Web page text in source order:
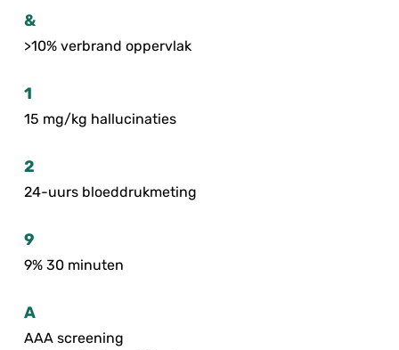
&
>10% verbrand oppervlak
1
15 mg/kg hallucinaties
2
24-uurs bloeddrukmeting
9
9% 30 minuten
A
AAA screening